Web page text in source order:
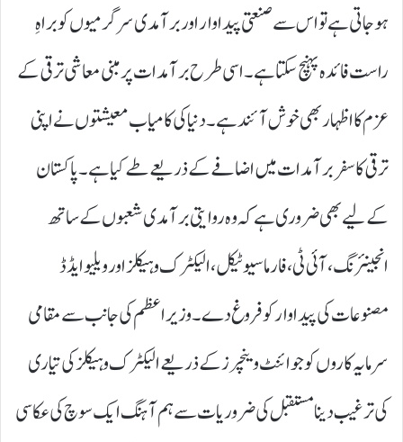
ہوجاتی ہے تو اس سے صنعتی پیداوار اور برآمدی سرگرمیوں کو براہِ
راست فائدہ پہنچ سکتا ہے۔ اسی طرح برآمدات پر مبنی معاشی ترقی کے
عزم کا اظہار بھی خوش آئند ہے۔ دنیا کی کامیاب معیشتوں نے اپنی
ترقی کا سفر برآمدات میں اضافے کے ذریعے طے کیا ہے۔ پاکستان
کے لیے بھی ضروری ہے کہ وہ روایتی برآمدی شعبوں کے ساتھ
انجینئرنگ، آئی ٹی، فارماسیوٹیکل، الیکٹرک وہیکلز اور ویلیو ایڈڈ
مصنوعات کی پیداوار کو فروغ دے۔ وزیراعظم کی جانب سے مقامی
سرمایہ کاروں کو جوائنٹ وینچرز کے ذریعے الیکٹرک وہیکلز کی تیاری
کی ترغیب دینا مستقبل کی ضروریات سے ہم آہنگ ایک سوچ کی عکاسی